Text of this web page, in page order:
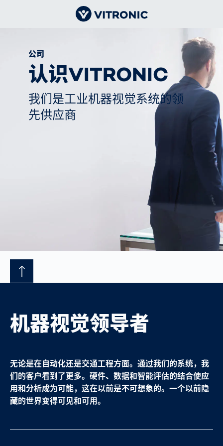
公司
认识VITRONIC
我们是工业机器视觉系统的领
先供应商
机器视觉领导者
无论是在自动化还是交通工程方面。通过我们的系统，我
们的客户看到了更多。硬件、数据和智能评估的结合使应
用和分析成为可能，这在以前是不可想象的。一个以前隐
藏的世界变得可见和可用。